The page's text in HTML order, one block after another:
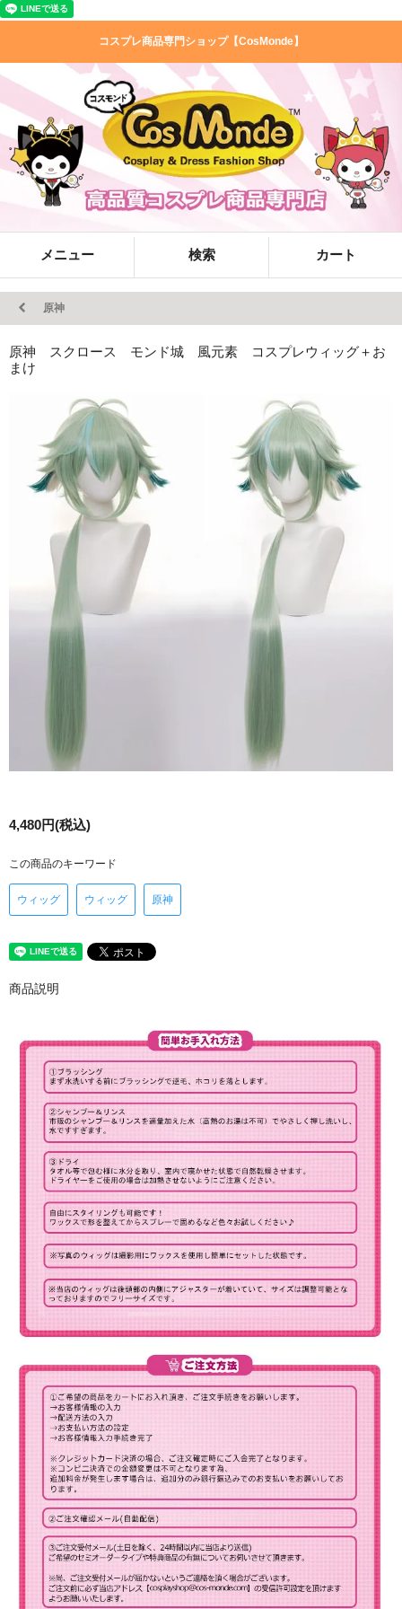
コスプレ商品専門ショップ【CosMonde】
メニュー 検索 カート
原神
原神 スクロース モンド城 風元素 コスプレウィッグ＋お
まけ
4,480円(税込)
この商品のキーワード
ウィッグ ウィッグ 原神
商品説明